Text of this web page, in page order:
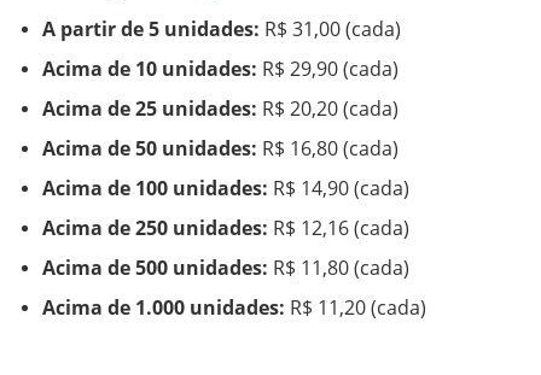
A partir de 5 unidades: R$ 31,00 (cada)
Acima de 10 unidades: R$ 29,90(cada)
Acima de 25 unidades: R$ 20,20(cada)
Acima de 50 unidades: R$ 16,80(cada)
Acima de 100 unidades: R$ 14,90(cada)
Acima de 250 unidades: R$ 12,16(cada)
Acima de 500 unidades: R$ 11,80(cada)
Acima de 1.000 unidades: R$ 11,20(cada)